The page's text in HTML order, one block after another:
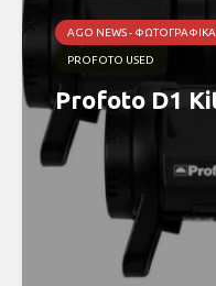
AGO NEWS -
PROFOTO USED
Profoto D1